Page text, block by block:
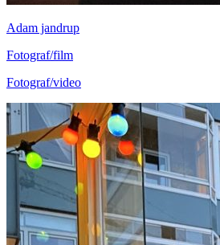
Adam jandrup
Fotograf/film
Fotograf/video